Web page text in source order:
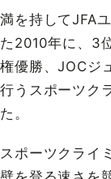
満を持してJFA
た2010年に、3
権優勝、JOCジ
行うスポーツク
た。
スポーツクライ